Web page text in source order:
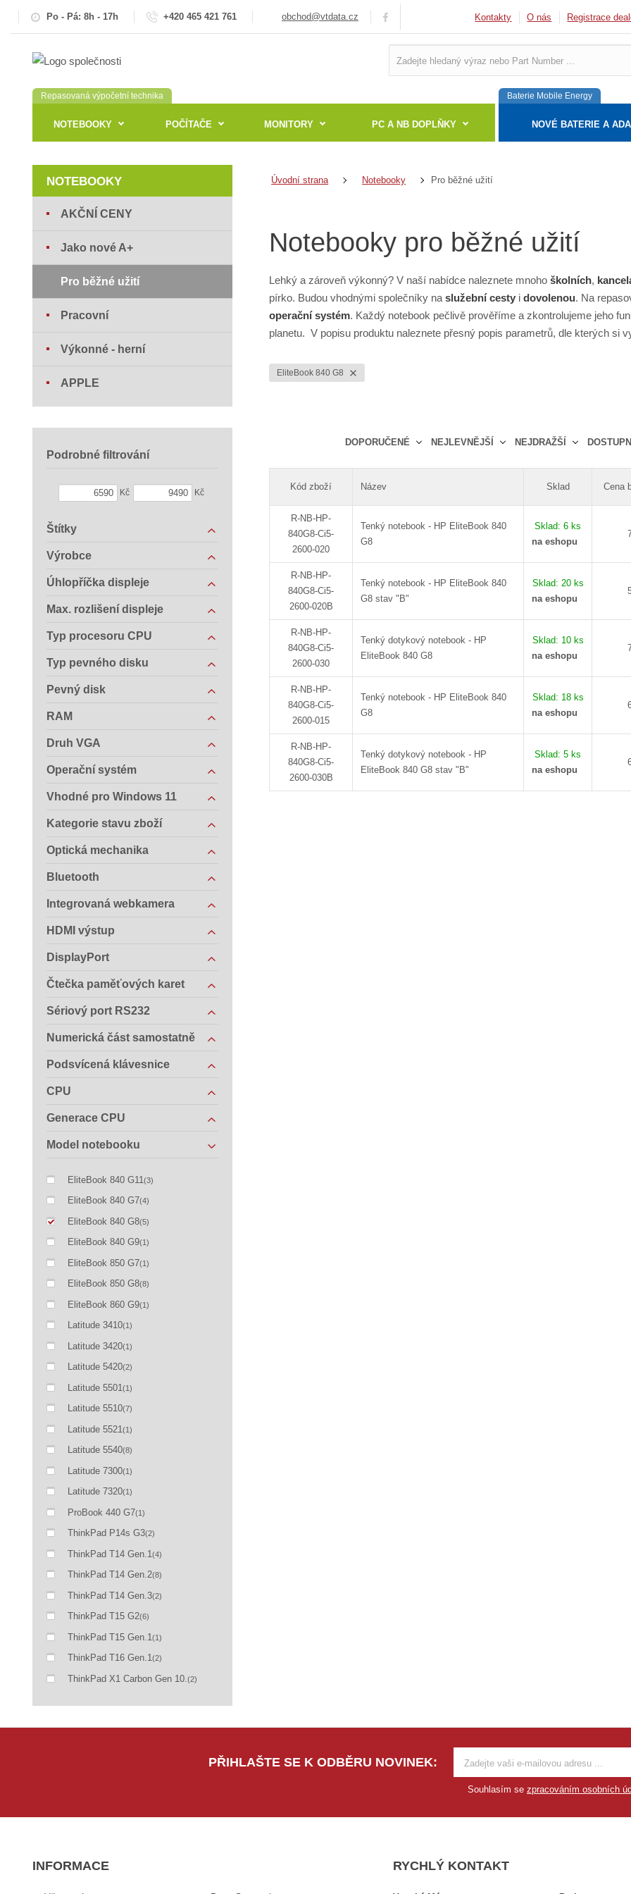
Po - Pá: 8h - 17h +420 465 421 761 obchod@vtdata.cz Kontakty O nás Registrace
Repasovaná výpočetní technika
NOTEBOOKY POČÍTAČE MONITORY PC A NB DOPLŇKY
Baterie Mobile Energy
NOVÉ BATERIE A
Úvodní strana Notebooky Pro běžné užití
Notebooky pro běžné užití
Lehký a zároveň výkonný? V naší nabídce naleznete mnoho školních,
pírko. Budou vhodnými společníky na služební cesty i dovolenou. Na
operační systém. Každý notebook pečlivě prověříme a zkontrolujeme jeho
planetu. V popisu produktu naleznete přesný popis parametrů, dle kterých si
EliteBook 840 G8
DOPORUČENÉ NEJLEVNĚJŠÍ NEJDRAŽŠÍ
u
Kód zboží Název Sklad Cena
R-NB-HP-
840G8-Ci5-
2600-020
Tenký notebook - HP EliteBook 840
G8
Sklad: 6 ks
na eshopu
R-NB-HP-
840G8-Ci5-
2600-020B
Tenký notebook - HP EliteBook 840
G8 stav "B"
Sklad: 20 ks
na eshopu
R-NB-HP-
840G8-Ci5-
2600-030
Tenký dotykový notebook - HP
EliteBook 840 G8
Sklad: 10 ks
na eshopu
R-NB-HP-
840G8-Ci5-
2600-015
Tenký notebook - HP EliteBook 840
G8
Sklad: 18 ks
na eshopu
R-NB-HP-
840G8-Ci5-
2600-030B
Tenký dotykový notebook - HP
EliteBook 840 G8 stav "B"
Sklad: 5 ks
na eshopu
NOTEBOOKY
AKČNÍ CENY
Jako nové A+
Pro běžné užití
Pracovní
Výkonné - herní
APPLE
Podrobné filtrování
Kč Kč
Štítky
Výrobce
Úhlopříčka displeje
Max. rozlišení displeje
Typ procesoru CPU
Typ pevného disku
Pevný disk
RAM
Druh VGA
Operační systém
Vhodné pro Windows 11
Kategorie stavu zboží
Optická mechanika
Bluetooth
Integrovaná webkamera
HDMI výstup
DisplayPort
Čtečka paměťových karet
Sériový port RS232
Numerická část samostatně
Podsvícená klávesnice
CPU
Generace CPU
Model notebooku
EliteBook 840 G11(3)
EliteBook 840 G7(4)
EliteBook 840 G8(5)
EliteBook 840 G9(1)
EliteBook 850 G7(1)
EliteBook 850 G8(8)
EliteBook 860 G9(1)
Latitude 3410(1)
Latitude 3420(1)
Latitude 5420(2)
Latitude 5501(1)
Latitude 5510(7)
Latitude 5521(1)
Latitude 5540(8)
Latitude 7300(1)
Latitude 7320(1)
ProBook 440 G7(1)
ThinkPad P14s G3(2)
ThinkPad T14 Gen.1(4)
ThinkPad T14 Gen.2(8)
ThinkPad T14 Gen.3(2)
ThinkPad T15 G2(6)
ThinkPad T15 Gen.1(1)
ThinkPad T16 Gen.1(2)
ThinkPad X1 Carbon Gen 10.(2)
PŘIHLAŠTE SE K ODBĚRU NOVINEK:
Souhlasím se zpracováním osobních
INFORMACE RYCHLÝ KONTAKT